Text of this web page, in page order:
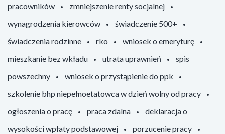
pracowników
zmniejszenie renty socjalnej
wynagrodzenia kierowców
świadczenie 500+
świadczenia rodzinne
rko
wniosek o emeryturę
mieszkanie bez wkładu
utrata uprawnień
spis
powszechny
wniosek o przystąpienie do ppk
szkolenie bhp niepełnoetatowca w dzień wolny od pracy
ogłoszenia o pracę
praca zdalna
deklaracja o
wysokości wpłaty podstawowej
porzucenie pracy